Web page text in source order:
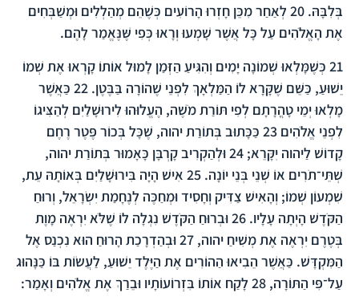
בְּלִבָּהּ. 20 לְאַחַר מִכֵּן חָזְרוּ הָרוֹעִים כְּשֶׁהֵם מְהַלְלִים וּמְשַׁבְּחִים
אֶת הָאֱלֹהִים עַל כָּל אֲשֶׁר שָׁמְעוּ וְרָאוּ כְּפִי שֶּׁנֶּאֱמַר לָהֶם.
21 כְּשֶׁמָּלְאוּ שְׁמוֹנָה יָמִים וְהִגִּיעַ הַזְּמַן לָמוּל אוֹתוֹ קָרְאוּ אֶת שְׁמוֹ
יֵשׁוּעַ, כַּשֵּׁם שֶׁקָּרָא לוֹ הַמַּלְאָךְ לִפְנֵי שֶׁהוֹרָה בַּבֶּטֶן. 22 כַּאֲשֶׁר
מָלְאוּ יְמֵי טָהֳרָתָם לְפִי תּוֹרַת מֹשֶׁה, הֶעֱלוּהוּ לִירוּשָׁלַיִם לְהַצִּיגוֹ
לִפְנֵי אֱלֹהִים 23 כַּכָּתוּב בְּתוֹרַת יהוה, שֶׁכָּל בְּכוֹר פֶּטֶר רֶחֶם
קָדוֹשׁ לַיהוה יִקָּרֵא; 24וּלְהַקְרִיב קָרְבָּן כָּאָמוּר בְּתוֹרַת יהוה,
שְׁתֵּי־תֹרִים אוֹ שְׁנֵי בְּנֵי יוֹנָה. 25 אִישׁ הָיָה בִּירוּשָׁלַיִם בְּאוֹתָהּ עֵת,
שִׁמְעוֹן שְׁמוֹ; וְהָאִישׁ צַדִּיק וְחָסִיד וּמְחַכֶּה לְנֶחָמַת יִשְׂרָאֵל, וְרוּחַ
הַקֹּדֶשׁ הָיְתָה עָלָיו. 26וּבְרוּחַ הַקֹּדֶשׁ נִגְלָה לוֹ שֶׁלֹּא יִרְאֶה מָוֶת
בְּטֶרֶם יִרְאֶה אֶת מְשִׁיחַ יהוה, 27וּבְהַדְרָכַת הָרוּחַ הוּא נִכְנַס אֶל
הַמִּקְדָּשׁ. כַּאֲשֶׁר הֵבִיאוּ הַהוֹרִים אֶת הַיֶּלֶד יֵשׁוּעַ, לַעֲשׂוֹת בּוֹ כַּנָּהוּג
עַל־פִּי הַתּוֹרָה, 28 לָקַח אוֹתוֹ בִּזְרוֹעוֹתָיו וּבֵרַךְ אֶת אֱלֹהִים וְאָמַר: